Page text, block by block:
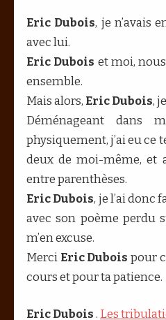
Eric Dubois, je n’avais
avec lui.
Eric Dubois et moi,
ensemble.
Mais alors, Eric Dubois,
Déménageant dans
physiquement, j’ai eu ce
deux de moi-même, et
entre parenthèses.
Eric Dubois, je l’ai donc
avec son poème perdu
m’en excuse.
Merci Eric Dubois pour
cours et pour ta patience.
Eric Dubois . Les